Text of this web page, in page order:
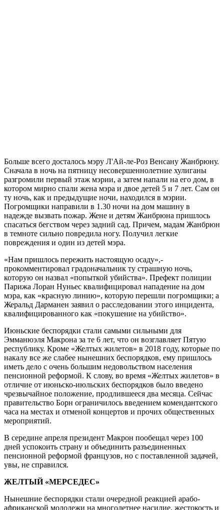
Больше всего досталось мэру Л'Ай-ле-Роз Венсану Жанбрюну.
Сначала в ночь на пятницу несовершеннолетние хулиганы
разгромили первый этаж мэрии, а затем напали на его дом, в
котором мирно спали жена мэра и двое детей 5 и 7 лет. Сам он
ту ночь, как и предыдущие ночи, находился в мэрии.
Погромщики направили в 1.30 ночи на дом машину в
надежде вызвать пожар. Жене и детям Жанбрюна пришлось
спасаться бегством через задний сад. Причем, мадам Жанбрюн
в темноте сильно повредила ногу. Получил легкие
повреждения и один из детей мэра.
«Нам пришлось пережить настоящую осаду»,-
прокомментировал градоначальник ту страшную ночь,
которую он назвал «попыткой убийства». Префект полиции
Парижа Лоран Нуньес квалифицировал нападение на дом
мэра, как «красную линию», которую перешли погромщики; а
Жеральд Дарманен заявил о расследовании этого инцидента,
квалифицированного как «покушение на убийство».
Июньские беспорядки стали самыми сильными для
Эмманюэля Макрона за те 6 лет, что он возглавляет Пятую
республику. Кроме «Желтых жилетов» в 2018 году, которые по
накалу все же слабее нынешних беспорядков, ему пришлось
иметь дело с очень большим недовольством населения
пенсионной реформой. К слову, во время «Желтых жилетов» в
отличие от июньско-июльских беспорядков было введено
чрезвычайное положение, продлившееся два месяца. Сейчас
правительство Борн ограничилось введением комендантского
часа на местах и отменой концертов и прочих общественных
мероприятий.
В середине апреля президент Макрон пообещал через 100
дней успокоить страну и объединить разъединенных
пенсионной реформой французов, но с поставленной задачей,
увы, не справился.
ЖЕЛТЫЙ «МЕРСЕДЕС»
Нынешние беспорядки стали очередной реакцией арабо-
африканской молодежи на многолетнее насилие, жестокость и